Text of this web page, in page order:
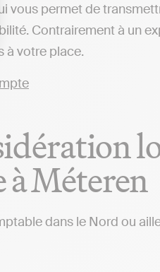
vous permet de
Contrairement à un
à votre place.
Méteren
dans le Nord ou